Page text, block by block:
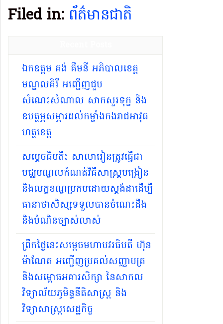
Filed in: ព័ត៌មានជាតិ
ឯកឧត្តម គង់ គឹមនី អភិបាលខេត្ត
មណ្ឌលគិរី អញ្ជើញជួប
សំណេះសំណាល សាកសួរទុក្ខ និង
ឧបត្ថម្ភសម្ភារដល់កម្លាំងកងរាជអាវុធ
ហត្ថខេត្ត
សម្ដេចធិបតី​៖ សាលារៀនត្រូវធ្វើជា
មជ្ឈមណ្ឌលកំណត់វិធីសាស្ត្របង្រៀន
និងលក្ខខណ្ឌប្រកបដោយស្តង់ដាដើម្បី
ធានាថាសិស្សទទួលបានចំណេះដឹង
និងបំណិនច្បាស់លាស់
ព្រឹកថ្ងៃនេះសម្តេចមហាបវរធិបតី ហ៊ុន
ម៉ាណែត អញ្ជើញប្រគល់សញ្ញាបត្រ
និងសម្ពោធអគារសិក្សា នៃសាកល
វិទ្យាល័យភូមិន្ទនីតិសាស្ត្រ និង
វិទ្យាសាស្ត្រសេដ្ឋកិច្ច